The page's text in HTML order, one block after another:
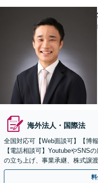
海外法人・国際法
全国対応可【Web面談可】【博
【電話相談可】YoutubeやSNS
の立ち上げ、事業承継、株式譲
ー・ドラフトなどに対応。
料